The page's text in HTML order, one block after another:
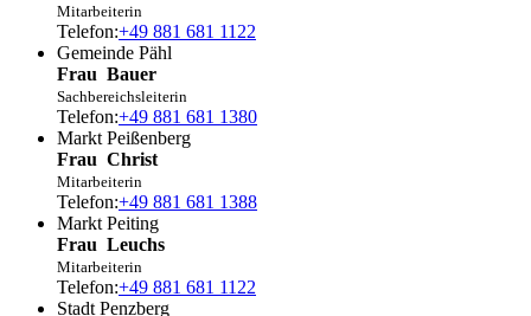
Mitarbeiterin
Telefon:+49 881 681 1122
Gemeinde Pähl
Frau Bauer
Sachbereichsleiterin
Telefon:+49 881 681 1380
Markt Peißenberg
Frau Christ
Mitarbeiterin
Telefon:+49 881 681 1388
Markt Peiting
Frau Leuchs
Mitarbeiterin
Telefon:+49 881 681 1122
Stadt Penzberg